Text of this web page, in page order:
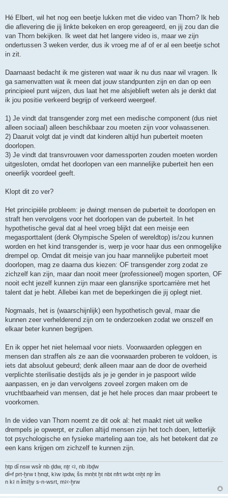
Hé Elbert, wil het nog een beetje lukken met die video van Thorn? Ik heb
die aflevering die jij linkte bekeken en erop gereageerd, en jij zou dan die
van Thorn bekijken. Ik weet dat het langere video is, maar we zijn
ondertussen 3 weken verder, dus ik vroeg me af of er al een beetje schot
in zit.
Daarnaast bedacht ik me gisteren wat waar ik nu dus naar wil vragen. Ik
ga samenvatten wat ik meen dat jouw standpunten zijn en dan op een
principieel punt wijzen, dus laat het me alsjeblieft weten als je denkt dat
ik jou positie verkeerd begrijp of verkeerd weergeef.
1) Je vindt dat transgender zorg met een medische component (dus niet
alleen sociaal) alleen beschikbaar zou moeten zijn voor volwassenen.
2) Daaruit volgt dat je vindt dat kinderen altijd hun puberteit moeten
doorlopen.
3) Je vindt dat transvrouwen voor damessporten zouden moeten worden
uitgesloten, omdat het doorlopen van een mannelijke puberteit hen een
oneerlijk voordeel geeft.
Klopt dit zo ver?
Het principiële probleem: je dwingt mensen de puberteit te doorlopen en
straft hen vervolgens voor het doorlopen van de puberteit. In het
hypothetische geval dat al heel vroeg blijkt dat een meisje een
megasporttalent (denk Olympische Spelen of wereldtop) is/zou kunnen
worden en het kind transgender is, werp je voor haar dus een onmogelijke
drempel op. Omdat dit meisje van jou haar mannelijke puberteit moet
doorlopen, mag ze daarna dus kiezen: OF transgender zorg zodat ze
zichzelf kan zijn, maar dan nooit meer (professioneel) mogen sporten, OF
nooit echt jezelf kunnen zijn maar een glansrijke sportcarrière met het
talent dat je hebt. Allebei kan met de beperkingen die jij oplegt niet.
Nogmaals, het is (waarschijnlijk) een hypothetisch geval, maar die
kunnen zeer verhelderend zijn om te onderzoeken zodat we onszelf en
elkaar beter kunnen begrijpen.
En ik opper het niet helemaal voor niets. Voorwaarden opleggen en
mensen dan straffen als ze aan die voorwaarden proberen te voldoen, is
iets dat absoluut gebeurd; denk alleen maar aan de door de overheid
verplichte sterilisatie destijds als je je gender in je paspoort wilde
aanpassen, en je dan vervolgens zoveel zorgen maken om de
vruchtbaarheid van mensen, dat je het hele proces dan maar probeert te
voorkomen.
In de video van Thorn noemt ze dit ook al: het maakt niet uit welke
drempels je opwerpt, er zullen altijd mensen zijn het toch doen, letterlijk
tot psychologische en fysieke marteling aan toe, als het betekent dat ze
een kans krijgen om zichzelf te kunnen zijn.
ḥtp dỉ nsw wsỉr nb ḏdw, nṯr ꜥꜣ, nb ꜣbḏw
dỉ=f prt-ḫrw t ḥnqt, kꜣw ꜣpdw, šs mnḥt ḫt nbt nfrt wꜥbt ꜥnḫt nṯr ỉm
n kꜣ n ỉmꜣḫy s-n-wsrt, mꜣꜥ-ḫrw